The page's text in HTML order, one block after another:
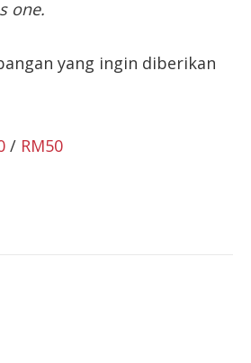
one.
yang ingin diberikan
/ RM50